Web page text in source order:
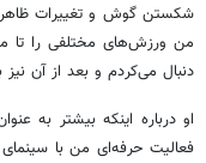
شکستن گوش و تغییرات
من ورزش‌های مختلفی را تا
دنبال می‌کردم و بعد از آن
او درباره اینکه بیشتر به
فعالیت حرفه‌ای من با